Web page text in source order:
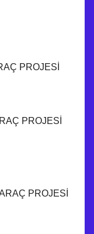
PROJESİ
PROJESİ
PROJESİ